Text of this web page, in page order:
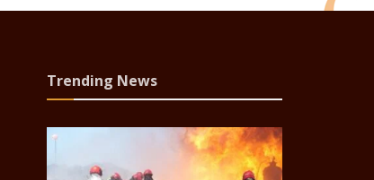
Trending News